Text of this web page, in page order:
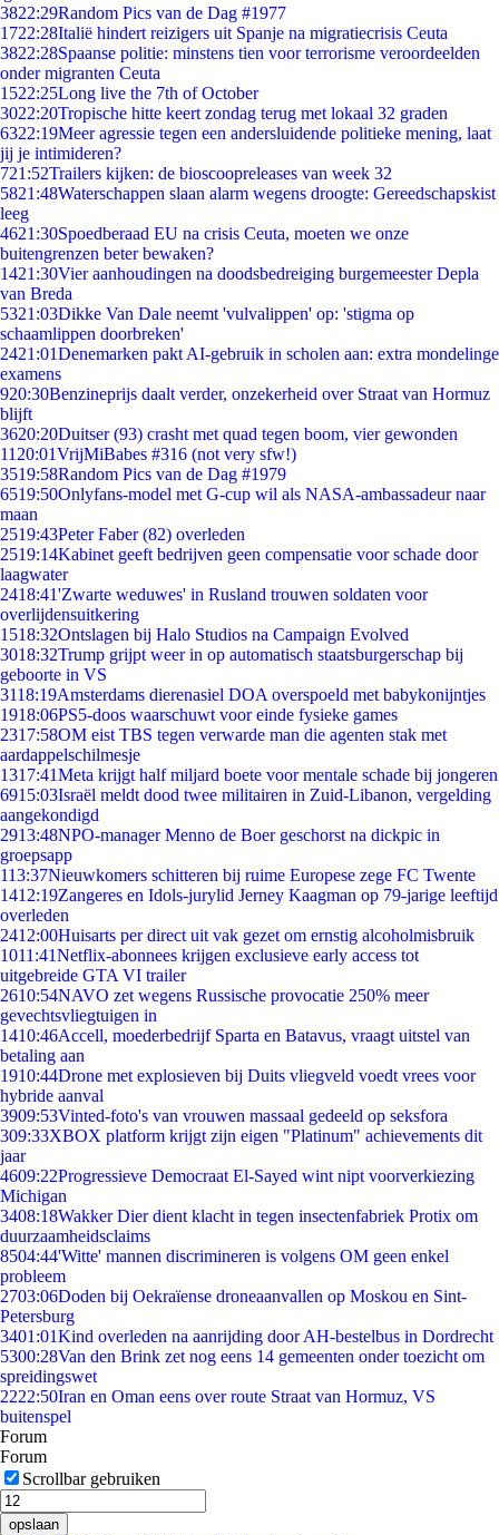
3822:29Random Pics van de Dag #1977
1722:28Italië hindert reizigers uit Spanje na migratiecrisis Ceuta
3822:28Spaanse politie: minstens tien voor terrorisme veroordeelden
onder migranten Ceuta
1522:25Long live the 7th of October
3022:20Tropische hitte keert zondag terug met lokaal 32 graden
6322:19Meer agressie tegen een andersluidende politieke mening, laat
jij je intimideren?
721:52Trailers kijken: de bioscoopreleases van week 32
5821:48Waterschappen slaan alarm wegens droogte: Gereedschapskist
leeg
4621:30Spoedberaad EU na crisis Ceuta, moeten we onze
buitengrenzen beter bewaken?
1421:30Vier aanhoudingen na doodsbedreiging burgemeester Depla
van Breda
5321:03Dikke Van Dale neemt 'vulvalippen' op: 'stigma op
schaamlippen doorbreken'
2421:01Denemarken pakt AI-gebruik in scholen aan: extra mondelinge
examens
920:30Benzineprijs daalt verder, onzekerheid over Straat van Hormuz
blijft
3620:20Duitser (93) crasht met quad tegen boom, vier gewonden
11 20:01VrijMiBabes #316 (not very sfw!)
3519:58Random Pics van de Dag #1979
6519:50Onlyfans-model met G-cup wil als NASA-ambassadeur naar
maan
2519:43Peter Faber (82) overleden
2519:14Kabinet geeft bedrijven geen compensatie voor schade door
laagwater
2418:41'Zwarte weduwes' in Rusland trouwen soldaten voor
overlijdensuitkering
1518:32Ontslagen bij Halo Studios na Campaign Evolved
3018:32Trump grijpt weer in op automatisch staatsburgerschap bij
geboorte in VS
3118:19Amsterdams dierenasiel DOA overspoeld met babykonijntjes
1918:06PS5-doos waarschuwt voor einde fysieke games
2317:58OM eist TBS tegen verwarde man die agenten stak met
aardappelschilmesje
1317:41Meta krijgt half miljard boete voor mentale schade bij jongeren
6915:03Israël meldt dood twee militairen in Zuid-Libanon, vergelding
aangekondigd
2913:48NPO-manager Menno de Boer geschorst na dickpic in
groepsapp
113:37Nieuwkomers schitteren bij ruime Europese zege FC Twente
1412:19Zangeres en Idols-jurylid Jerney Kaagman op 79-jarige leeftijd
overleden
2412:00Huisarts per direct uit vak gezet om ernstig alcoholmisbruik
1011:41Netflix-abonnees krijgen exclusieve early access tot
uitgebreide GTA VI trailer
2610:54NAVO zet wegens Russische provocatie 250% meer
gevechtsvliegtuigen in
1410:46Accell, moederbedrijf Sparta en Batavus, vraagt uitstel van
betaling aan
1910:44Drone met explosieven bij Duits vliegveld voedt vrees voor
hybride aanval
3909:53Vinted-foto's van vrouwen massaal gedeeld op seksfora
309:33XBOX platform krijgt zijn eigen "Platinum" achievements dit
jaar
4609:22Progressieve Democraat El-Sayed wint nipt voorverkiezing
Michigan
3408:18Wakker Dier dient klacht in tegen insectenfabriek Protix om
duurzaamheidsclaims
8504:44'Witte' mannen discrimineren is volgens OM geen enkel
probleem
2703:06Doden bij Oekraïense droneaanvallen op Moskou en Sint-
Petersburg
3401:01Kind overleden na aanrijding door AH-bestelbus in Dordrecht
5300:28Van den Brink zet nog eens 14 gemeenten onder toezicht om
spreidingswet
2222:50Iran en Oman eens over route Straat van Hormuz, VS
buitenspel
Forum
Forum
Scrollbar gebruiken
opslaan